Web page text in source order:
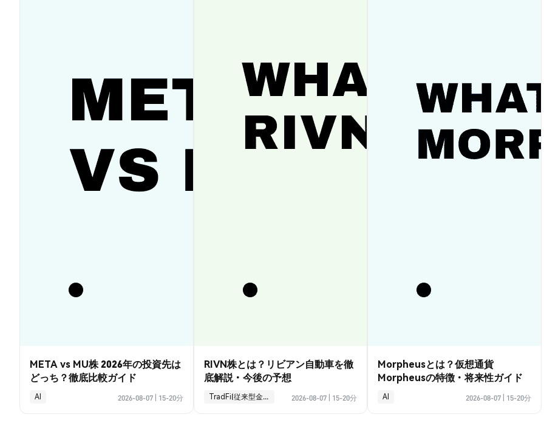
META vs MU株 2026年の投資先は
どっち？徹底比較ガイド
AI 2026-08-07 15-20分
RIVN株とは？リビアン自動車を徹
底解説・今後の予想
TradFi(従来型金融) 2026-08-07 15-20分
Morpheusとは？仮想通貨
Morpheusの特徴・将来性ガイド
AI 2026-08-07 15-20分